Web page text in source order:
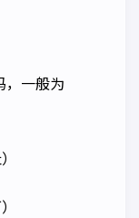
，一般为